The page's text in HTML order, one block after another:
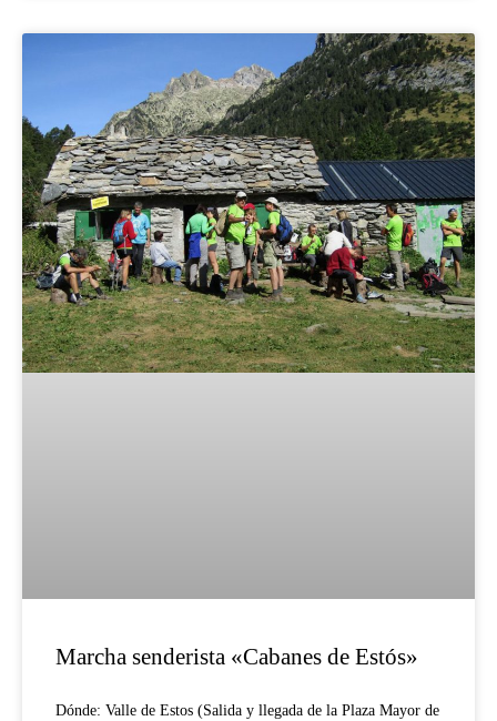
Marcha senderista «Cabanes de Estós»
Dónde: Valle de Estos (Salida y llegada de la Plaza Mayor de